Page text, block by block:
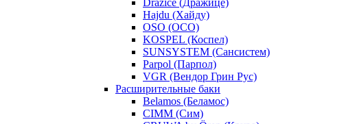
Drazice (Дражице)
Hajdu (Хайду)
OSO (ОСО)
KOSPEL (Коспел)
SUNSYSTEM (Сансистем)
Parpol (Парпол)
VGR (Вендор Грин Рус)
Расширительные баки
Belamos (Беламос)
CIMM (Сим)